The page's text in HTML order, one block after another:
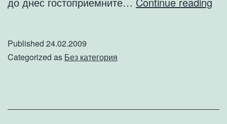
Published 24.02.2009
Categorized as Без категория